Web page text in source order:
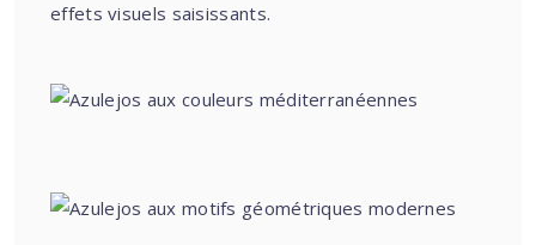
effets visuels saisissants.